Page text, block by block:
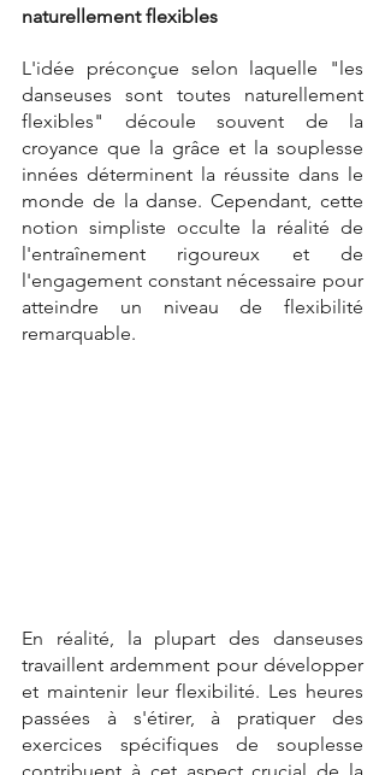
naturellement flexibles
L'idée préconçue selon laquelle "les
danseuses sont toutes naturellement
flexibles" découle souvent de la
croyance que la grâce et la souplesse
innées déterminent la réussite dans le
monde de la danse. Cependant, cette
notion simpliste occulte la réalité de
l'entraînement rigoureux et de
l'engagement constant nécessaire pour
atteindre un niveau de flexibilité
remarquable.
En réalité, la plupart des danseuses
travaillent ardemment pour développer
et maintenir leur flexibilité. Les heures
passées à s'étirer, à pratiquer des
exercices spécifiques de souplesse